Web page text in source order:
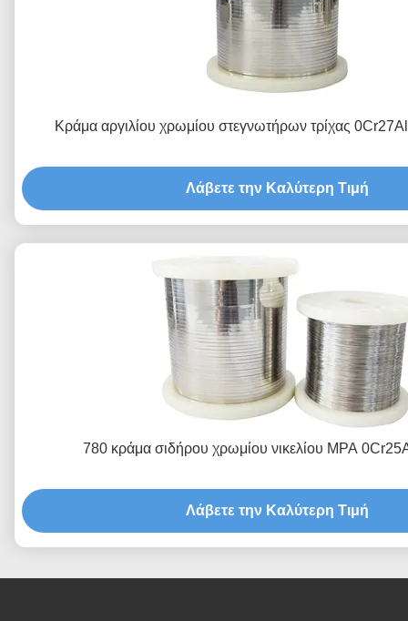
Κράμα αργιλίου χρωμίου στεγνωτήρων τρίχας
Λάβετε την Καλύτερη Τιμή
780 κράμα σιδήρου χρωμίου νικελίου MPA
Λάβετε την Καλύτερη Τιμή